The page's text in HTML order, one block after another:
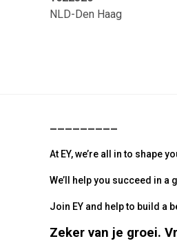
NLD-Den Haag
_________
At EY, we’re all in to shape
We’ll help you succeed in
Join EY and help to build a
Zeker van je groei.